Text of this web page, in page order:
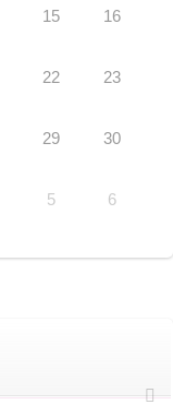
15 16
22 23
29 30
5 6